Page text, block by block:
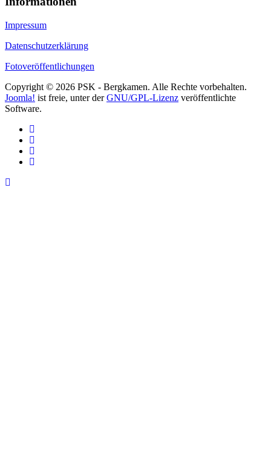
Impressum
Datenschutzerklärung
Fotoveröffentlichungen
Copyright © 2026 PSK - Bergkamen. Alle Rechte vorbehalten.
Joomla! ist freie, unter derGNU/GPL-Lizenz veröffentlichte
Software.